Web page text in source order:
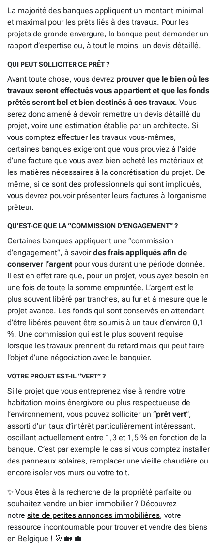
La majorité des banques appliquent un montant minimal
et maximal pour les prêts liés à des travaux. Pour les
projets de grande envergure, la banque peut demander un
rapport d’expertise ou, à tout le moins, un devis détaillé.
QUI PEUT SOLLICITER CE PRÊT ?
Avant toute chose, vous devrez prouver que le bien où les
travaux seront effectués vous appartient et que les fonds
prêtés seront bel et bien destinés à ces travaux. Vous
serez donc amené à devoir remettre un devis détaillé du
projet, voire une estimation établie par un architecte. Si
vous comptez effectuer les travaux vous-mêmes,
certaines banques exigeront que vous prouviez à l’aide
d’une facture que vous avez bien acheté les matériaux et
les matières nécessaires à la concrétisation du projet. De
même, si ce sont des professionnels qui sont impliqués,
vous devrez pouvoir présenter leurs factures à l’organisme
prêteur.
QU’EST-CE QUE LA “COMMISSION D’ENGAGEMENT” ?
Certaines banques appliquent une “commission
d’engagement”, à savoirdes frais appliqués afin de
conserver l’argent pour vous durant une période donnée.
Il est en effet rare que, pour un projet, vous ayez besoin en
une fois de toute la somme empruntée. L’argent est le
plus souvent libéré par tranches, au fur et à mesure que le
projet avance. Les fonds qui sont conservés en attendant
d’être libérés peuvent être soumis à un taux d’environ 0,1
%. Une commission qui est le plus souvent requise
lorsque les travaux prennent du retard mais qui peut faire
l’objet d’une négociation avec le banquier.
VOTRE PROJET EST-IL “VERT” ?
Si le projet que vous entreprenez vise à rendre votre
habitation moins énergivore ou plus respectueuse de
l’environnement, vous pouvez solliciter un “prêt vert”,
assorti d’un taux d’intérêt particulièrement intéressant,
oscillant actuellement entre 1,3 et 1,5 % en fonction de la
banque. C’est par exemple le cas si vous comptez installer
des panneaux solaires, remplacer une vieille chaudière ou
encore isoler vos murs ou votre toit.
✨ Vous êtes à la recherche de la propriété parfaite ou
souhaitez vendre un bien immobilier ? Découvrez
notre site de petites annonces immobilières, votre
ressource incontournable pour trouver et vendre des biens
en Belgique ! 🎯 🏡 💼